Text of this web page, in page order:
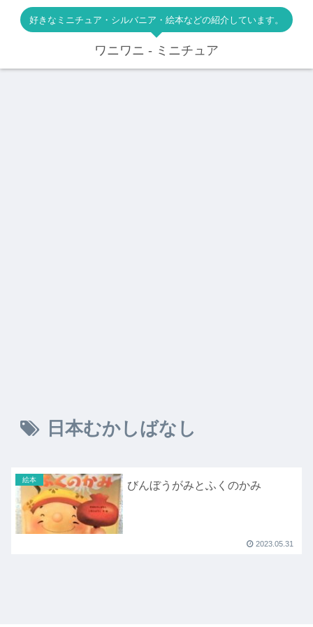
好きなミニチュア・シルバニア・絵本などの紹介しています。
ワニワニ - ミニチュア
日本むかしばなし
絵本 びんぼうがみとふくのかみ
2023.05.31